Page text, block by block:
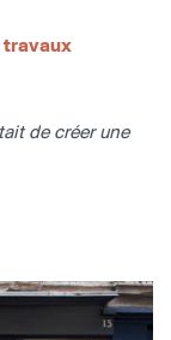
travaux
de créer une